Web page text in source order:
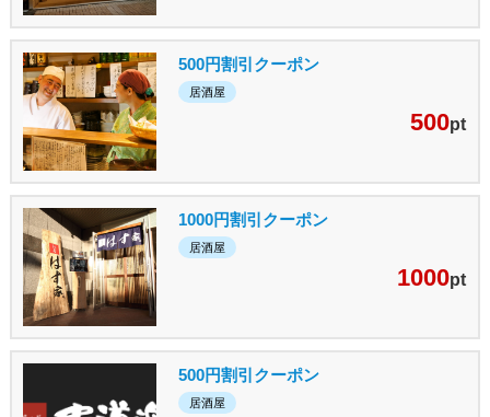
500円割引クーポン
居酒屋
500pt
1000円割引クーポン
居酒屋
1000pt
500円割引クーポン
居酒屋